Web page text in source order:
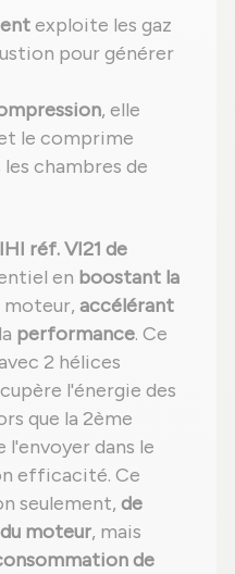
exploite les gaz
pour générer
, elle
le comprime
chambres de
réf. VI21 de
en boostant la
moteur, accélérant
performance. Ce
2 hélices
l'énergie des
que la 2ème
dans le
efficacité. Ce
seulement, de
moteur, mais
de